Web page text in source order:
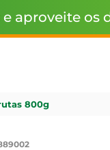
e aproveite os
800g